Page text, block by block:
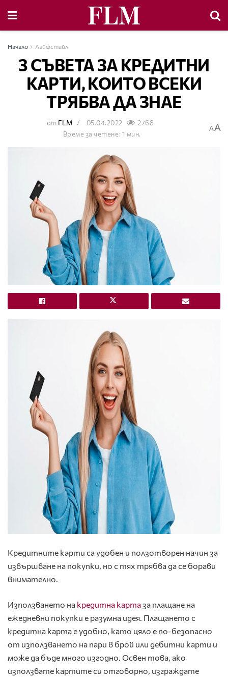
Начало Лайфстайл
3 СЪВЕТА ЗА КРЕДИТНИ
КАРТИ, КОИТО ВСЕКИ
ТРЯБВА ДА ЗНАЕ
от FLM 05.04.2022
2768
Време за четене: 1 мин.
AA
Кредитните карти са удобен и ползотворен начин за
извършване на покупки, но с тях трябва да се борави
внимателно.
Използването на кредитна картаза плащане на
ежедневни покупки е разумна идея. Плащането с
кредитна карта е удобно, като цяло е по-безопасно
от използването на пари в брой или дебитни карти и
може да бъде много изгодно. Освен това, ако
използвате картите си отговорно, изграждате